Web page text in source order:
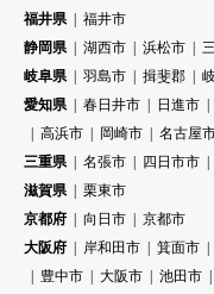
福井県
福井市
静岡県
湖西市 浜松市
岐阜県
羽島市 揖斐郡
愛知県
春日井市 日進市
高浜市
岡崎市 名古屋
三重県
名張市 四日市市
滋賀県
栗東市
京都府
向日市
京都市
大阪府
岸和田市 箕面市
豊中市
大阪市 池田市